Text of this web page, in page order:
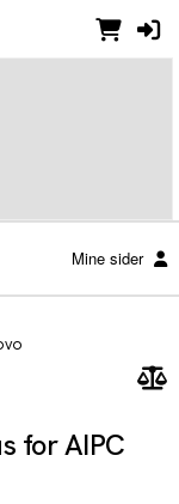
Mine sider
for AIPC